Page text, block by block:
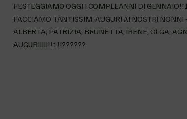
FESTEGGIAMO OGGI I COMPLEANNI DI
FACCIAMO TANTISSIMI AUGURI AI NOSTRI NONNI
ALBERTA, PATRIZIA, BRUNETTA, IRENE, OLGA,
AUGURIIIII!!!!!??????